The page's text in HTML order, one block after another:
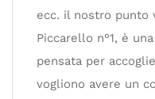
ecc. il nostro punto
Piccarello n°1, è
pensata per
vogliono avere un